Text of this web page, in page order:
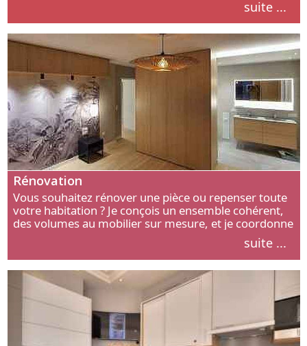
suite ...
Rénovation
Vous souhaitez rénover une pièce ou repenser toute
votre habitation ? Je conçois un ensemble cohérent,
des volumes au mobilier sur mesure, et je coordonne
suite ...